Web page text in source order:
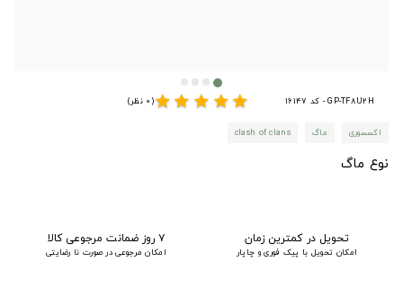
GP-TF8U2H - کد 16147 star
star
star
star
star(0 نظر)
اکسسوری ماگ clash of clans
نوع ماگ
تحویل در کمترین زمان
امکان تحویل با پیک فوری و چاپار
۷ روز ضمانت مرجوعی کالا
امکان مرجوعی در صورت نا رضایتی